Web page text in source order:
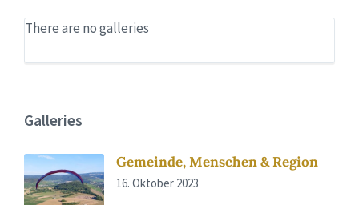
There are no galleries
Galleries
Gemeinde, Menschen & Region
16. Oktober 2023